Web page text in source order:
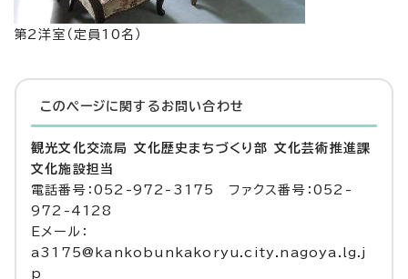
第2洋室（定員10名）
このページに関する お問い合わせ
観光文化交流局 文化歴史まちづくり部 文化芸術推進課
文化施設担当
電話番号：052-972-3175 ファクス番号：052-
972-4128
Eメール：
a3175@kankobunkakoryu.city.nagoya.lg.j
p